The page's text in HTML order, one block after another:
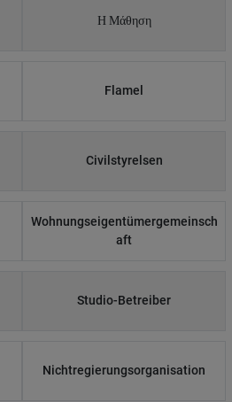
Η Μάθηση
Flamel
Civilstyrelsen
Wohnungseigentümergemeinsch
aft
Studio-Betreiber
Nichtregierungsorganisation